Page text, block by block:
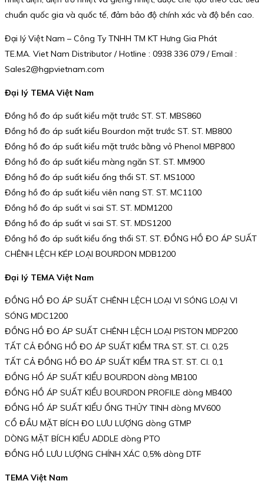
chuẩn quốc gia và quốc tế, đảm bảo độ chính xác và độ bền cao.
Đại lý Việt Nam – Công Ty TNHH TM KT Hưng Gia Phát
TE.MA. Viet Nam Distributor / Hotline : 0938 336 079 / Email :
Sales2@hgpvietnam.com
Đại lý TEMA Việt Nam
Đồng hồ đo áp suất kiểu mặt trước ST. ST. MBS860
Đồng hồ đo áp suất kiểu Bourdon mặt trước ST. ST. MB800
Đồng hồ đo áp suất kiểu mặt trước bằng vỏ Phenol MBP800
Đồng hồ đo áp suất kiểu màng ngăn ST. ST. MM900
Đồng hồ đo áp suất kiểu ống thổi ST. ST. MS1000
Đồng hồ đo áp suất kiểu viên nang ST. ST. MC1100
Đồng hồ đo áp suất vi sai ST. ST. MDM1200
Đồng hồ đo áp suất vi sai ST. ST. MDS1200
Đồng hồ đo áp suất kiểu ống thổi ST. ST. ĐỒNG HỒ ĐO ÁP SUẤT
CHÊNH LỆCH KÉP LOẠI BOURDON MDB1200
Đại lý TEMA Việt Nam
ĐỒNG HỒ ĐO ÁP SUẤT CHÊNH LỆCH LOẠI VI SÓNG LOẠI VI
SÓNG MDC1200
ĐỒNG HỒ ĐO ÁP SUẤT CHÊNH LỆCH LOẠI PISTON MDP200
TẤT CẢ ĐỒNG HỒ ĐO ÁP SUẤT KIỂM TRA ST. ST. Cl. 0,25
TẤT CẢ ĐỒNG HỒ ĐO ÁP SUẤT KIỂM TRA ST. ST. Cl. 0,1
ĐỒNG HỒ ÁP SUẤT KIỂU BOURDON dòng MB100
ĐỒNG HỒ ÁP SUẤT KIỂU BOURDON PROFILE dòng MB400
ĐỒNG HỒ ÁP SUẤT KIỂU ỐNG THỦY TINH dòng MV600
CỔ ĐẦU MẶT BÍCH ĐO LƯU LƯỢNG dòng GTMP
DÒNG MẶT BÍCH KIỂU ADDLE dòng PTO
ĐỒNG HỒ LƯU LƯỢNG CHÍNH XÁC 0,5% dòng DTF
TEMA Việt Nam